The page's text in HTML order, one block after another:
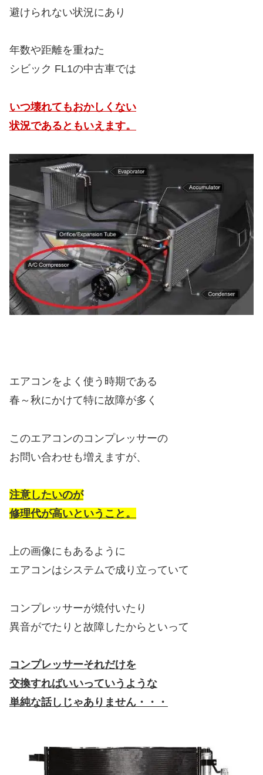
避けられない状況にあり
年数や距離を重ねた
シビック FL1の中古車では
いつ壊れてもおかしくない
状況であるともいえます。
エアコンをよく使う時期である
春～秋にかけて特に故障が多く
このエアコンのコンプレッサーの
お問い合わせも増えますが、
注意したいのが
修理代が高いということ。
上の画像にもあるように
エアコンはシステムで成り立っていて
コンプレッサーが焼付いたり
異音がでたりと故障したからといって
コンプレッサーそれだけを
交換すればいいっていうような
単純な話しじゃありません・・・